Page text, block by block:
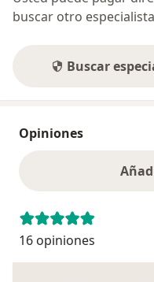
buscar otro
Buscar
Opiniones
16 opiniones